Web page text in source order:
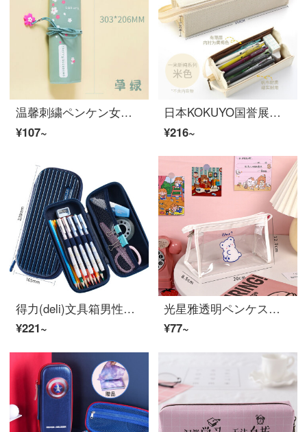
温馨刺繍ペンケン女子学生韩版网红中学生ins高颜値帆布文具袋古风笔帘巻ペンケンス桜の恋-草绿
¥107~
日本KOKUYO国誉展一メートル新純白ページケス簡単限定防水大容量シリカゲル文具箱男女中学生創意シンプル正方形の筆箱文具猫ベージュ大開口(一メートル新純シリーズ)
¥216~
得力(deli)文具箱男性小学生新款鉛筆箱多機能児童筆箱幼稚園1-3年女子多工能ペンケス大容量深藍(20 cm直尺を入れることができます)66743
¥221~
光星雅透明ペンケス大容量女子简约中学生高颜値高校生の小学生の日系文具袋韩国版ins潮少女试験学生用三角化クマ
¥77~